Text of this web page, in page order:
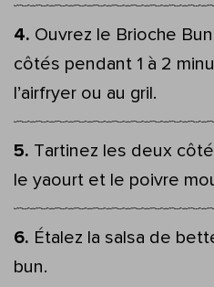
Ouvrez le Brioche
côtés pendant 1 à 2
l’airfryer ou au gril.
Tartinez les deux
le yaourt et le poivre
Étalez la salsa de
bun.